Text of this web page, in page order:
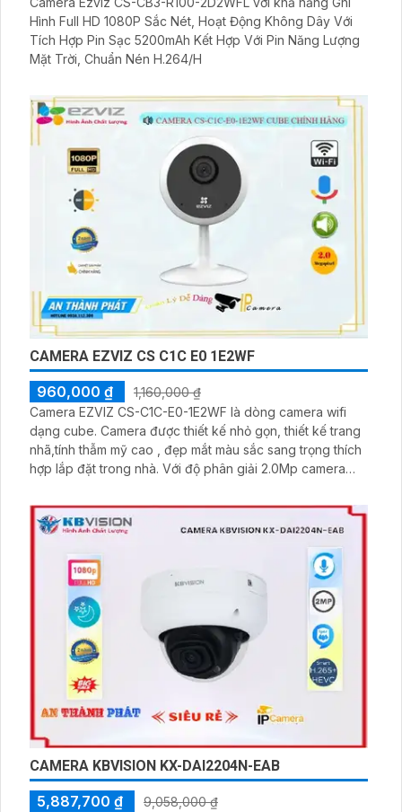
Hình Full HD 1080P Sắc Nét, Hoạt Động Không Dây Với
Tích Hợp Pin Sạc 5200mAh Kết Hợp Với Pin Năng Lượng
Mặt Trời, Chuẩn Nén H.264/H
CAMERA EZVIZ CS C1C E0 1E2WF
960,000 ₫
1,160,000 ₫
Camera EZVIZ CS-C1C-E0-1E2WF là dòng camera wifi
dạng cube. Camera được thiết kế nhỏ gọn, thiết kế trang
nhã,tính thẫm mỹ cao , đẹp mắt màu sắc sang trọng thích
hợp lắp đặt trong nhà. Với độ phân giải 2.0Mp camera
bao quát được khu vực cần quan sát
CAMERA KBVISION KX-DAI2204N-EAB
5,887,700 ₫
9,058,000 ₫